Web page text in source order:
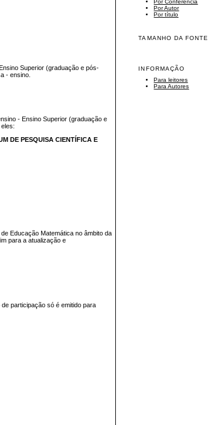
Por Conferência
Por Autor
Por título
TAMANHO DA FONTE
INFORMAÇÃO
Para leitores
Para Autores
Superior (graduação e pós-
- ensino.
- Ensino Superior (graduação e
DE PESQUISA CIENTÍFICA E
Educação Matemática no âmbito da
para a atualização e
de participação só é emitido para